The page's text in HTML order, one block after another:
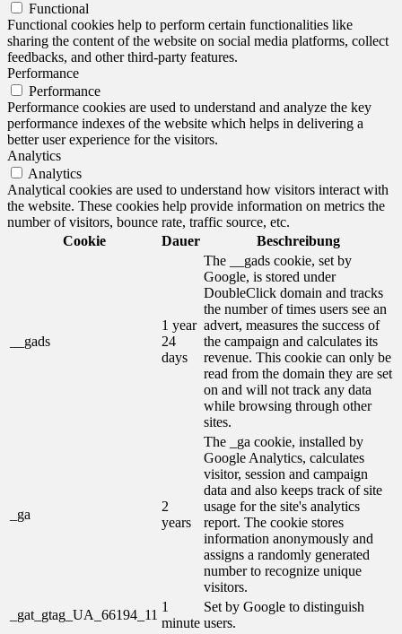
Functional
Functional cookies help to perform certain functionalities like
sharing the content of the website on social media platforms, collect
feedbacks, and other third-party features.
Performance
Performance
Performance cookies are used to understand and analyze the key
performance indexes of the website which helps in delivering a
better user experience for the visitors.
Analytics
Analytics
Analytical cookies are used to understand how visitors interact with
the website. These cookies help provide information on metrics the
number of visitors, bounce rate, traffic source, etc.
Cookie
Dauer Beschreibung
__gads
1 year
24
days
The __gads cookie, set by
Google, is stored under
DoubleClick domain and tracks
the number of times users see an
advert, measures the success of
the campaign and calculates its
revenue. This cookie can only be
read from the domain they are set
on and will not track any data
while browsing through other
sites.
_ga
2
years
The _ga cookie, installed by
Google Analytics, calculates
visitor, session and campaign
data and also keeps track of site
usage for the site's analytics
report. The cookie stores
information anonymously and
assigns a randomly generated
number to recognize unique
visitors.
_gat_gtag_UA_66194_11
1
minute
Set by Google to distinguish
users.